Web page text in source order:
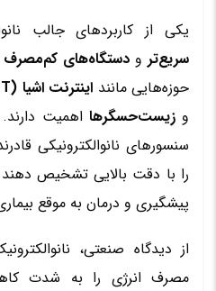
یکی از کاربردهای جالب
سریع‌ترودستگاه‌های کم‌مصرف
حوزه‌هایی مانند اینترنت اشیا (IoT)
وزیست‌حسگرها اهمیت
سنسورهای نانوالکترونیکی
را با دقت بالایی تشخیص
پیشگیری و درمان به موقع
از دیدگاه صنعتی،
مصرف انرژی را به شدت